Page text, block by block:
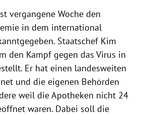
vergangene Woche den
in dem international
Staatschef Kim
den Kampf gegen das Virus in
Er hat einen landesweiten
und die eigenen Behörden
weil die Apotheken nicht 24
waren. Dabei soll die